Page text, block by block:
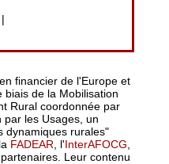
financier de l'Europe et
biais de la Mobilisation
Rural coordonnée par
par les Usages, un
dynamiques rurales"
FADEAR, l'InterAFOCG,
Leur contenu